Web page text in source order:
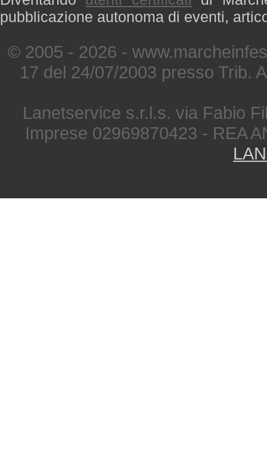
pubblicazione autonoma di eventi,
© 2005 - 2026 -
17 del 24/07/2003 presso Trib.
Lanetservice s.r.l.s. via Fabio
Imprese 02969870423 - REA